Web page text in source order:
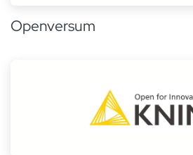
Openversum